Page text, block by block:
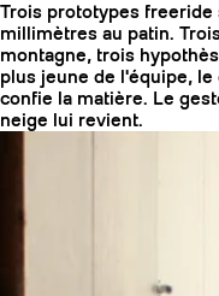
Trois prototypes freeride
millimètres au patin.
montagne, trois
plus jeune de l'équipe,
confie la matière. Le
neige lui revient.